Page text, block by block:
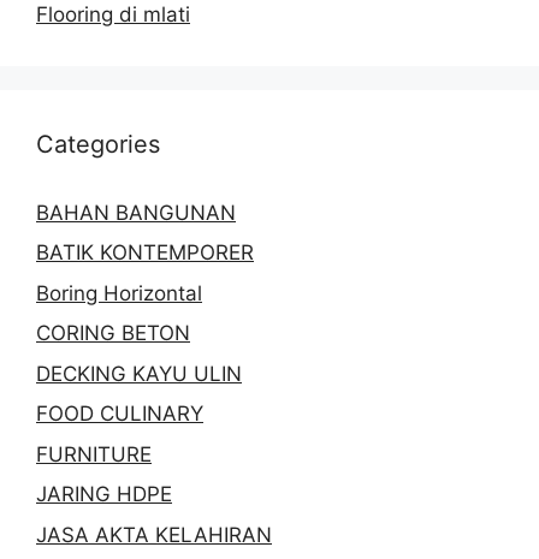
Flooring di mlati
Categories
BAHAN BANGUNAN
BATIK KONTEMPORER
Boring Horizontal
CORING BETON
DECKING KAYU ULIN
FOOD CULINARY
FURNITURE
JARING HDPE
JASA AKTA KELAHIRAN